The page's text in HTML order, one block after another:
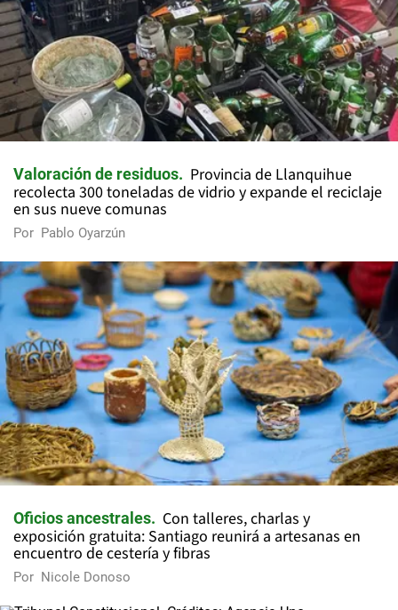
Valoración de residuos
Provincia de Llanquihue
recolecta 300 toneladas de vidrio y expande el reciclaje
en sus nueve comunas
Por Pablo Oyarzún
Oficios ancestrales
Con talleres, charlas y
exposición gratuita: Santiago reunirá a artesanas en
encuentro de cestería y fibras
Por Nicole Donoso